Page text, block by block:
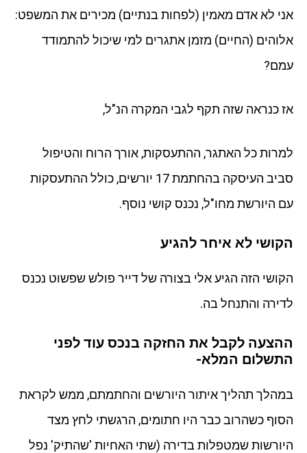
אני לא אדם מאמין (לפחות בנתיים) מכירים את המשפט:
אלוהים (החיים) מזמן אתגרים למי שיכול להתמודד
עמם?
אז כנראה שזה תקף לגבי המקרה הנ"ל,
למרות כל האתגר, ההתעסקות, אורך הרוח והטיפול
סביב העיסקה בהחתמת 17 יורשים, כולל ההתעסקות
עם היורשת מחו"ל, נכנס קושי נוסף.
הקושי לא איחר להגיע
הקושי הזה הגיע אלי בצורה של דייר פולש שפשוט נכנס
לדירה והתנחל בה.
ההצעה לקבל את החזקה בנכס עוד לפני
התשלום המלא-
במהלך תהליך איתור היורשים והחתמתם, ממש לקראת
הסוף כשהרוב כבר היו חתומים, הרגשתי לחץ מצד
היורשות שמטפלות בדירה (שתי האחיות 'שהתיק' נפל